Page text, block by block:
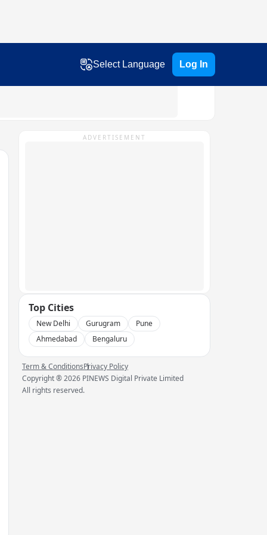
Select Language Log In
ADVERTISEMENT
Top Cities
New Delhi Gurugram
Pune
Ahmedabad
Bengaluru
Term & ConditionsPrivacy Policy
Copyright ®2026 PINEWS Digital Private Limited
All rights reserved.